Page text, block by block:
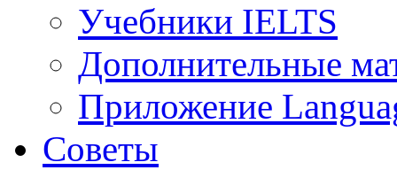
Учебники IELTS
Дополнительные
Приложение
Советы